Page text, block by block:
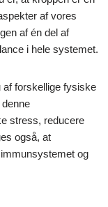
af vores
af én del af
i hele systemet.
af forskellige fysiske
stress, reducere
også, at
og